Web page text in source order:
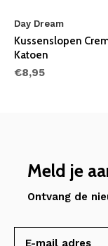
Day Dream
Kussenslopen
Katoen
€8,95
Meld je
Ontvang de